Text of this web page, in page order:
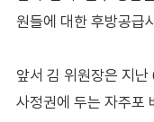
원들에 대한 후방공급
앞서 김 위원장은 지
사정권에 두는 자주포